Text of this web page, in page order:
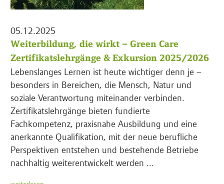
05.12.2025
Weiterbildung, die wirkt – Green Care
Zertifikatslehrgänge & Exkursion 2025/2026
Lebenslanges Lernen ist heute wichtiger denn je –
besonders in Bereichen, die Mensch, Natur und
soziale Verantwortung miteinander verbinden.
Zertifikatslehrgänge bieten fundierte
Fachkompetenz, praxisnahe Ausbildung und eine
anerkannte Qualifikation, mit der neue berufliche
Perspektiven entstehen und bestehende Betriebe
nachhaltig weiterentwickelt werden ...